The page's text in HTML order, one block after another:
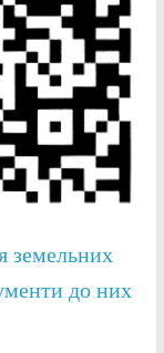
земельних
до них